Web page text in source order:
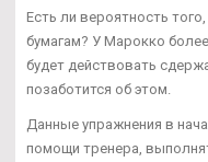
Есть ли вероятность
бумагам? У Марокко
будет действовать
позаботится об этом.
Данные упражнения в
помощи тренера,